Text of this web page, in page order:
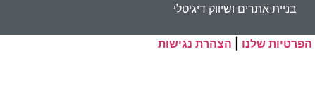
בניית אתרים ושיווק דיגיטלי
הפרטיות שלנו הצהרת נגישות